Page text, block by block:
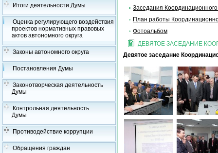
Итоги деятельности Думы
Оценка регулирующего воздействия
проектов нормативных правовых
актов автономного округа
Законы автономного округа
Постановления Думы
Законотворческая деятельность
Думы
Контрольная деятельность
Думы
Противодействие коррупции
Обращения граждан
Заседания
План работы
Фотоальбом
ДЕВЯТОЕ ЗАСЕДАНИЕ
Девятое заседание